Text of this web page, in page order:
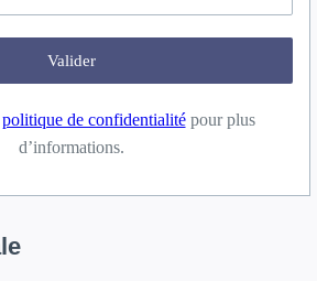
politique de confidentialitépour plus
d’informations.